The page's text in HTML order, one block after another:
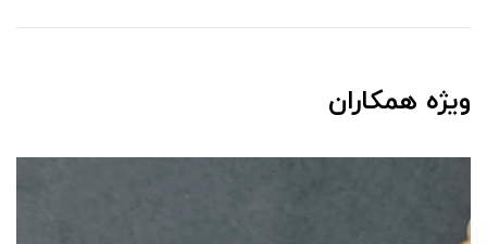
ویژه همکاران